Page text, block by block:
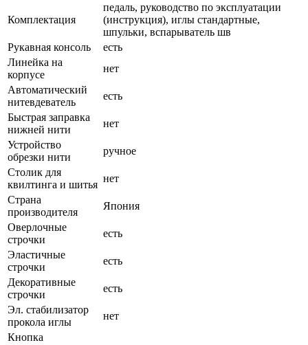
Комплектация
педаль, руководство по эксплуатации
(инструкция), иглы стандартные,
шпульки, вспарыватель шв
Рукавная консоль
есть
Линейка на
корпусе
нет
Автоматический
нитевдеватель
есть
Быстрая заправка
нижней нити
нет
Устройство
обрезки нити
ручное
Столик для
квилтинга и шитья
нет
Страна
производителя
Япония
Оверлочные
строчки
есть
Эластичные
строчки
есть
Декоративные
строчки
есть
Эл. стабилизатор
прокола иглы
нет
Кнопка